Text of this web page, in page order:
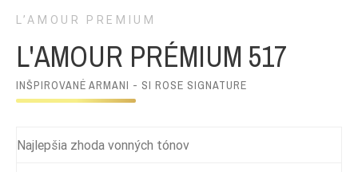
L’AMOUR PREMIUM
L'AMOUR PRÉMIUM 517
INŠPIROVANÉ ARMANI - SI ROSE SIGNATURE
Najlepšia zhoda vonných tónov